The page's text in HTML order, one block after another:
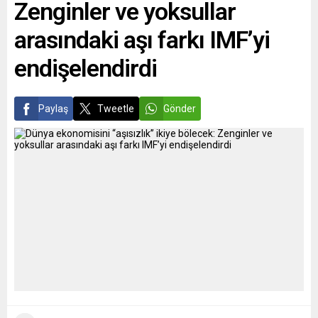
Zenginler ve yoksullar
arasındaki aşı farkı IMF’yi
endişelendirdi
Paylaş Tweetle Gönder